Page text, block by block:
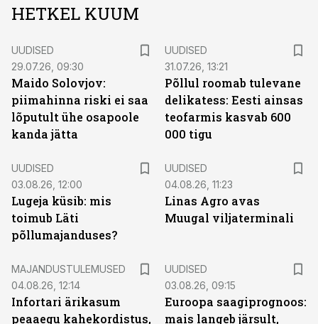
HETKEL KUUM
UUDISED
29.07.26, 09:30
Maido Solovjov:
piimahinna riski ei saa
lõputult ühe osapoole
kanda jätta
UUDISED
31.07.26, 13:21
Põllul roomab tulevane
delikatess: Eesti ainsas
teofarmis kasvab 600
000 tigu
UUDISED
03.08.26, 12:00
Lugeja küsib: mis
toimub Läti
põllumajanduses?
UUDISED
04.08.26, 11:23
Linas Agro avas
Muugal viljaterminali
MAJANDUSTULEMUSED
04.08.26, 12:14
Infortari ärikasum
peaaegu kahekordistus,
UUDISED
03.08.26, 09:15
Euroopa saagiprognoos:
mais langeb järsult,